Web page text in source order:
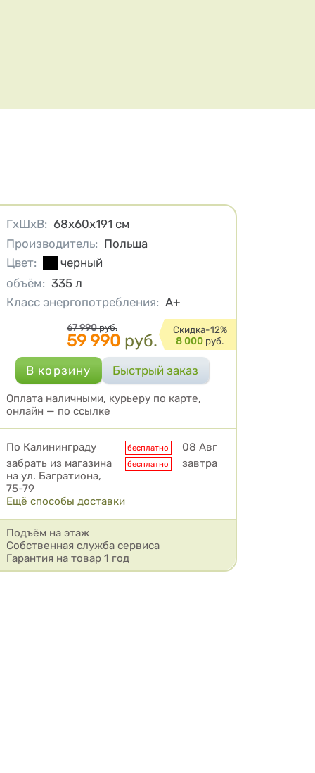
Характеристики
ГхШхВ: 68х60х191 см
Производитель: Польша
Цвет:
черный
объём: 335 л
Класс энергопотребления: A+
Цена
67 990руб.
59 990 руб.
Cкидка-12%
8 000 руб.
Оплата наличными, курьеру по карте,
онлайн — по ссылке
Условия доставки
По Калининграду бесплатно
08 Авг
забрать из магазина
на ул. Багратиона,
75-79
бесплатно завтра
Ещё способы доставки
Подъём на этаж
Собственная служба сервиса
Гарантия на товар 1 год